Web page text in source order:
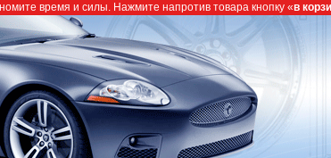
время и силы. Нажмите напротив товара кнопку «в